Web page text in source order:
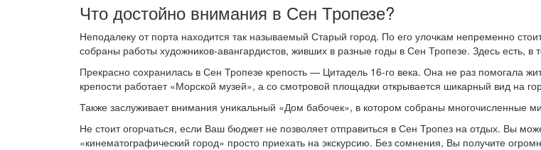
Что достойно внимания в Сен Тропезе?
Неподалеку от порта находится так называемый Старый город. По его улочкам непременно
собраны работы художников-авангардистов, живших в разные годы в Сен Тропезе. Здесь есть, в
Прекрасно сохранилась в Сен Тропезе крепость — Цитадель 16-го века. Она не раз помогала
крепости работает «Морской музей», а со смотровой площадки открывается шикарный вид на
Также заслуживает внимания уникальный «Дом бабочек», в котором собраны многочисленные
Не стоит огорчаться, если Ваш бюджет не позволяет отправиться в Сен Тропез на отдых. Вы
«кинематографический город» просто приехать на экскурсию. Без сомнения, Вы получите